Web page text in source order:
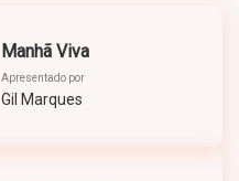
Manhã Viva
Apresentado por
Gil Marques